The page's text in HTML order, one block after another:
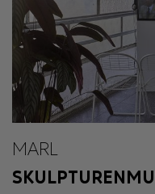
MARL